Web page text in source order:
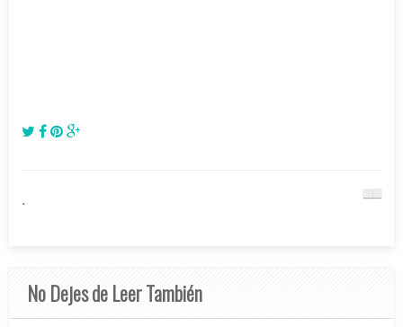
.
No Dejes de Leer También